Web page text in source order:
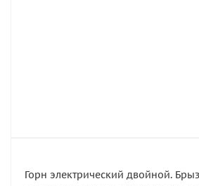
Горн электрический двойной.